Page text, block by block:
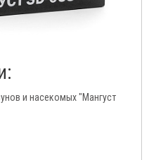
и насекомых "Мангуст